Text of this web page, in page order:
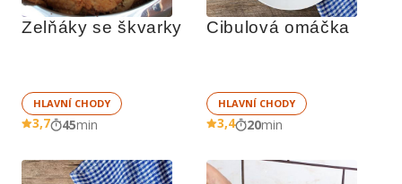
Zelňáky se škvarky
HLAVNÍ CHODY
3,7 45min
Cibulová omáčka
HLAVNÍ CHODY
3,4 20min